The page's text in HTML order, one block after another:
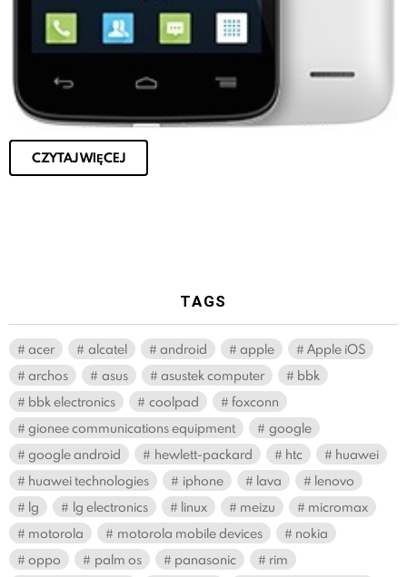
CZYTAJ WIĘCEJ
TAGS
acer alcatel android apple
Apple iOS
archos
asus asustek computer
bbk
bbk electronics
coolpad
foxconn
gionee communications equipment
google
google android
hewlett-packard htc
huawei
huawei technologies
iphone lava
lenovo
lg
lg electronics linux meizu
micromax
motorola
motorola mobile devices
nokia
oppo
palm os panasonic
rim